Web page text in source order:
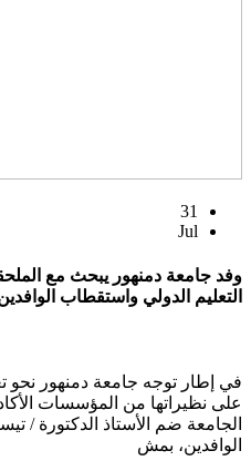
31
Jul
وفد جامعة دمنهور يبحث مع
التعليم الدولي واستقطاب
في إطار توجه جامعة دمنهور نحو
على نظيراتها من المؤسسات
الجامعة ضم الأستاذ الدكتورة /
الوافدين، بمش